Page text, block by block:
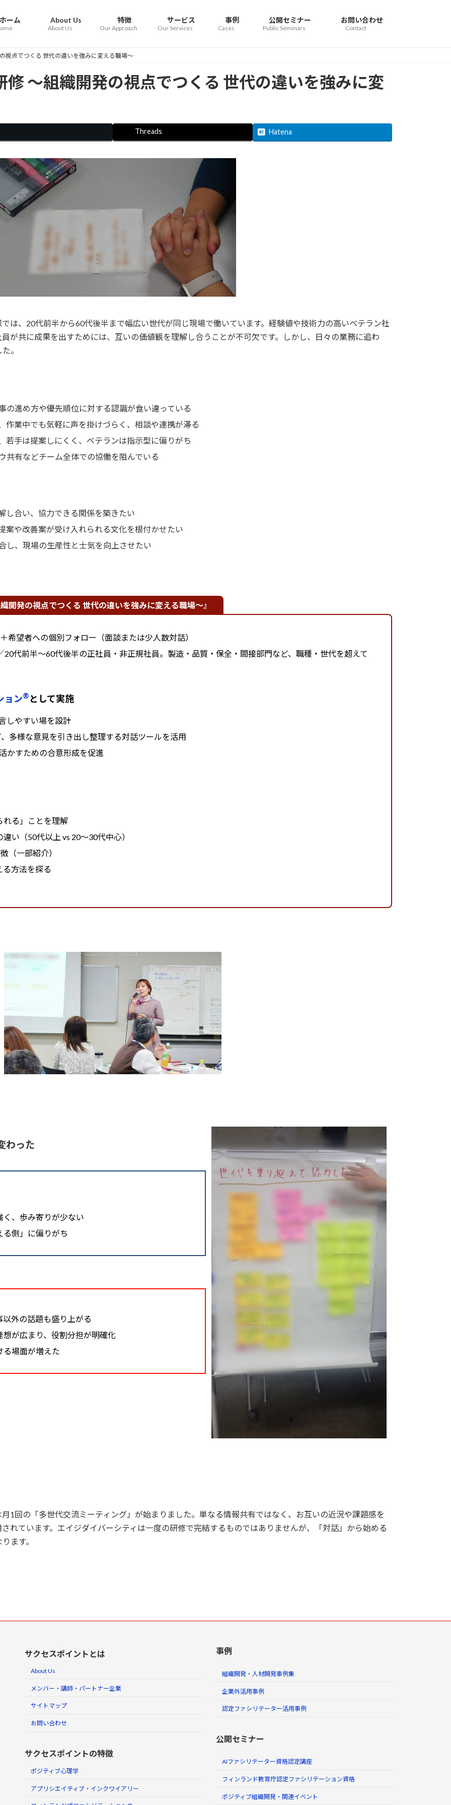
ーム About Us
About Us
特徴
Our Approach
サービス
Our Services
事例
Cases
公開セミナー
Public Seminars
お問い合わせ
Contact
視点でつくる 世代の違いを強みに変える職場〜
修 〜組織開発の視点でつくる 世代の違いを強みに変
Threads Hatena
は、20代前半から60代後半まで幅広い世代が同じ現場で働いています。経験値や技術力の高いベテラン社
が共に成果を出すためには、互いの価値観を理解し合うことが不可欠です。しかし、日々の業務に追わ
。
の進め方や優先順位に対する認識が食い違っている
作業中でも気軽に声を掛けづらく、相談や連携が滞る
若手は提案しにくく、ベテランは指示型に偏りがち
共有などチーム全体での協働を阻んでいる
し合い、協力できる関係を築きたい
案や改善案が受け入れられる文化を根付かせたい
し、現場の生産性と士気を向上させたい
開発の視点でつくる 世代の違いを強みに変える職場〜』
希望者への個別フォロー（面談または少人数対話）
代前半〜60代後半の正社員・非正規社員。製造・品質・保全・間接部門など、職種・世代を超えて
ョン® として実施
しやすい場を設計
多様な意見を引き出し整理する対話ツールを活用
かすための合意形成を促進
れる」ことを理解
い（50代以上 vs 20〜30代中心）
（一部紹介）
方法を探る
わった
、歩み寄りが少ない
側」に偏りがち
外の話題も盛り上がる
が広まり、役割分担が明確化
る場面が増えた
1回の「多世代交流ミーティング」が始まりました。単なる情報共有ではなく、お互いの近況や課題感を
れています。エイジダイバーシティは一度の研修で完結するものではありませんが、「対話」から始める
ます。
サクセスポイントとは
About Us
メンバー・講師・パートナー企業
サイトマップ
お問い合わせ
サクセスポイントの特徴
ポジティブ心理学
アプリシエイティブ・インクワイアリー
事例
組織開発・人材開発事例集
企業外活用事例
認定ファシリテーター活用事例
公開セミナー
AIファシリテーター資格認定講座
フィンランド教育庁認定ファシリテーション資格
ポジティブ組織開発・関連イベント